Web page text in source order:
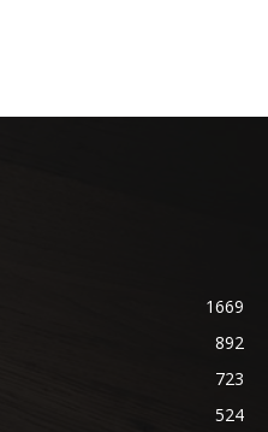
1669
892
723
524